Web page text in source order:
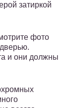
затиркой
фото
и они должны